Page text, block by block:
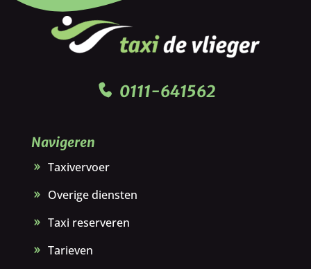
0111-641562
Navigeren
Taxivervoer
Overige diensten
Taxi reserveren
Tarieven